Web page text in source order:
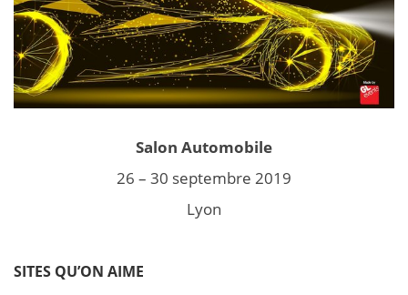
Salon Automobile
26 – 30 septembre 2019
Lyon
SITES QU’ON AIME